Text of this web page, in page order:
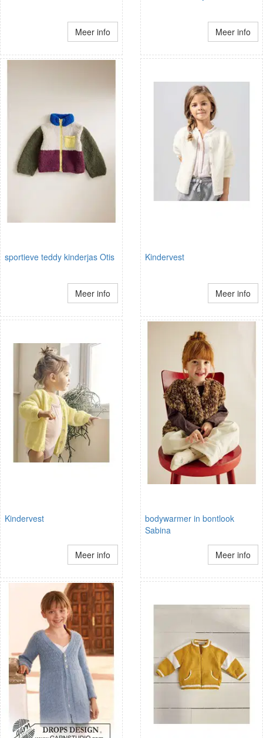
Meer info Meer info
sportieve teddy kinderjas Otis
Meer info
Kindervest
Meer info
Kindervest
Meer info
bodywarmer in bontlook
Sabina
Meer info